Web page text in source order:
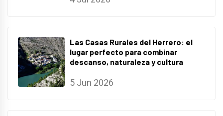
Las Casas Rurales del Herrero: el
lugar perfecto para combinar
descanso, naturaleza y cultura
5 Jun 2026